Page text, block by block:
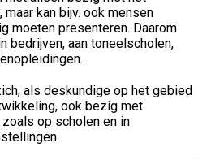
kan bijv. ook mensen
moeten presenteren. Daarom
bedrijven, aan toneelscholen,
als deskundige op het gebied
ook bezig met
op scholen en in